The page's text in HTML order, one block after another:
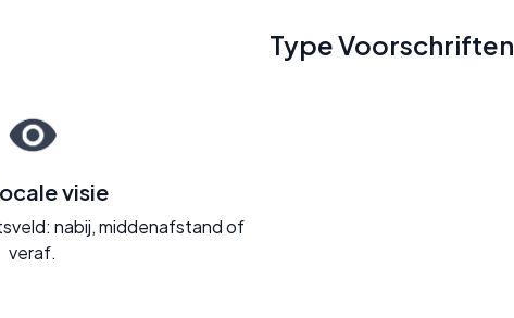
Type Voorschriften
visie
nabij, middenafstand of
veraf.